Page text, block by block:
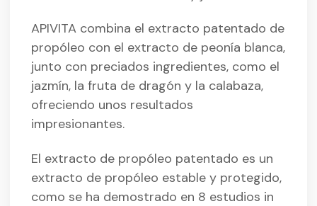
APIVITA combina el extracto patentado de
propóleo con el extracto de peonía blanca,
junto con preciados ingredientes, como el
jazmín, la fruta de dragón y la calabaza,
ofreciendo unos resultados
impresionantes.
El extracto de propóleo patentado es un
extracto de propóleo estable y protegido,
como se ha demostrado en 8 estudios in